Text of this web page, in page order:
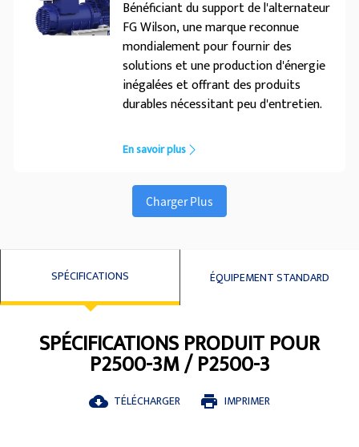
refroidisseur d'admission air-eau
Bénéficiant du support de l'alternateur
FG Wilson, une marque reconnue
mondialement pour fournir des
solutions et une production d'énergie
inégalées et offrant des produits
durables nécessitant peu d'entretien.
En savoir plus
Charger Plus
SPÉCIFICATIONS ÉQUIPEMENT STANDARD
SPÉCIFICATIONS PRODUIT POUR
P2500-3M / P2500-3
cloud_download TÉLÉCHARGER print IMPRIMER